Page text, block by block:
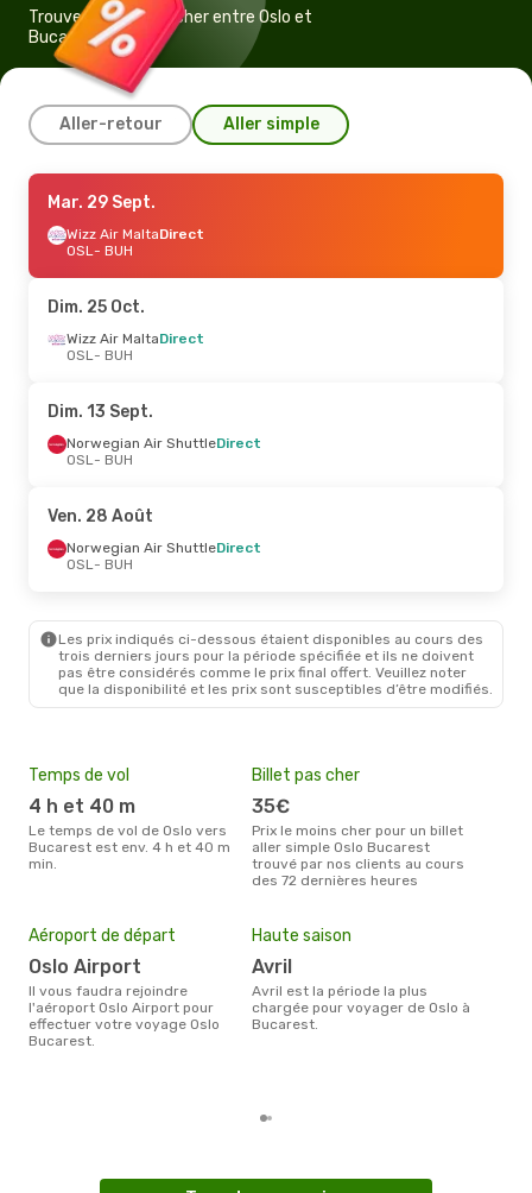
Trouvez un vol pas cher entre Oslo et
Bucarest
Aller-retour Aller simple
Ven. 28 Août- Lun. 31 Août
Wizz Air 1 Escale
OSL- BUH
BUH- OSL
Mar. 29 Sept.
Wizz Air MaltaDirect
OSL- BUH
Dim. 25 Oct.
Wizz Air MaltaDirect
OSL- BUH
Dim. 13 Sept.
Norwegian Air ShuttleDirect
OSL- BUH
Ven. 28 Août
Norwegian Air ShuttleDirect
OSL- BUH
Les prix indiqués ci-dessous étaient disponibles au cours des
trois derniers jours pour la période spécifiée et ils ne doivent
pas être considérés comme le prix final offert. Veuillez noter
que la disponibilité et les prix sont susceptibles d’être modifiés.
Temps de vol
4 h et 40 m
Le temps de vol de Oslo vers
Bucarest est env. 4 h et 40 m
min.
Billet pas cher
35€
Prix le moins cher pour un billet
aller simple Oslo Bucarest
trouvé par nos clients au cours
des 72 dernières heures
Aéroport de départ
Oslo Airport
Il vous faudra rejoindre
l'aéroport Oslo Airport pour
effectuer votre voyage Oslo
Bucarest.
Haute saison
avril
avril est la période la plus
chargée pour voyager de Oslo à
Bucarest.